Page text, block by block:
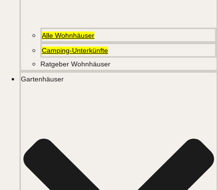
Alle Wohnhäuser
Camping-Unterkünfte
Ratgeber Wohnhäuser
Gartenhäuser